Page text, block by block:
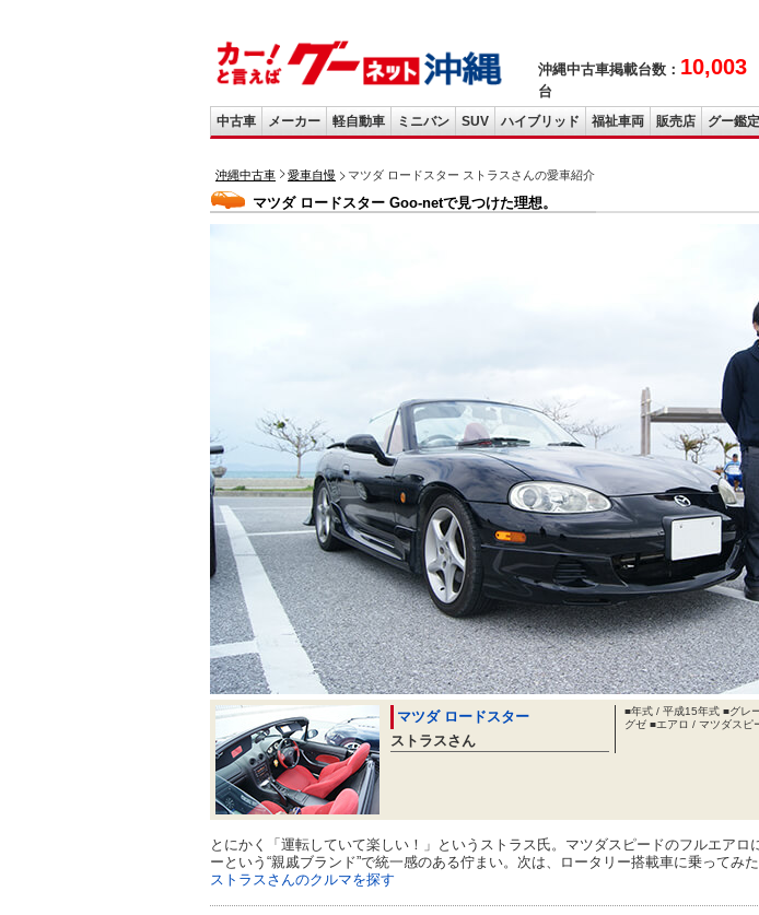
沖縄中古車掲載台数： 10,003
台
中古車 メーカー 軽自動車 ミニバン SUV ハイブリッド 福祉車両 販売店 グー鑑定
沖縄中古車 愛車自慢 マツダ ロードスター ストラスさんの愛車紹介
マツダ ロードスター Goo-netで見つけた理想。
マツダ ロードスター
ストラスさん
■年式 / 平成15年式 ■グレ
グゼ ■エアロ / マツダスピ
とにかく「運転していて楽しい！」というストラス氏。マツダスピードのフルエアロ
ーという“親戚ブランド”で統一感のある佇まい。次は、ロータリー搭載車に乗ってみた
ストラスさんのクルマを探す